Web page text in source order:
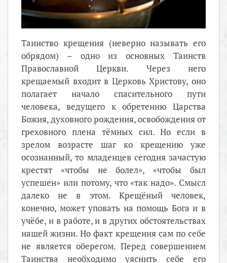
Таинство крещения (неверно называть его
обрядом) – одно из основных Таинств
Православной Церкви. Через него
крещаемый входит в Церковь Христову, оно
полагает начало спасительного пути
человека, ведущего к обретению Царства
Божия, духовного рождения, освобождения от
греховного плена тёмных сил. Но если в
зрелом возрасте шаг ко крещению уже
осознанный, то младенцев сегодня зачастую
крестят «чтобы не болел», «чтобы был
успешен» или потому, что «так надо». Смысл
далеко не в этом. Крещёный человек,
конечно, может уповать на помощь Бога и в
учёбе, и в работе, и в других обстоятельствах
нашей жизни. Но факт крещения сам по себе
не является оберегом. Перед совершением
Таинства необходимо уяснить себе его